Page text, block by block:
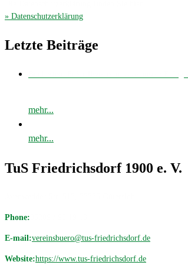
» Datenschutzerklärung
Letzte Beiträge
mehr...
mehr...
TuS Friedrichsdorf 1900 e. V.
Phone:
E-mail:vereinsbuero@tus-friedrichsdorf.de
Website:https://www.tus-friedrichsdorf.de